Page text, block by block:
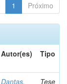
1 Próximo
Autor(es) Tipo
Dantas,
Tese